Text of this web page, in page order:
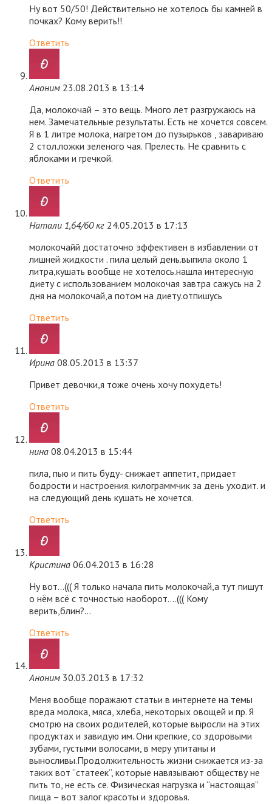
Ну вот 50/50! Действительно не хотелось бы камней в
почках? Кому верить!!
Ответить
Аноним 23.08.2013 в 13:14
Да, молокочай – это вещь. Много лет разгружаюсь на
нем. Замечательные результаты. Есть не хочется совсем.
Я в 1 литре молока, нагретом до пузырьков , завариваю
2 стол.ложки зеленого чая. Прелесть. Не сравнить с
яблоками и гречкой.
Ответить
Натали 1,64/60 кг 24.05.2013 в 17:13
молокочайй достаточно эффективен в избавлении от
лишней жидкости . пила целый день.выпила около 1
литра,кушать вообще не хотелось.нашла интересную
диету с использованием молокочая завтра сажусь на 2
дня на молокочай,а потом на диету.отпишусь
Ответить
Ирина 08.05.2013 в 13:37
Привет девочки,я тоже очень хочу похудеть!
Ответить
нина 08.04.2013 в 15:44
пила, пью и пить буду- снижает аппетит, придает
бодрости и настроения. килограммчик за день уходит. и
на следующий день кушать не хочется.
Ответить
Кристина 06.04.2013 в 16:28
Ну вот…((( Я только начала пить молокочай,а тут пишут
о нём всё с точностью наоборот….((( Кому
верить,блин?…
Ответить
Аноним 30.03.2013 в 17:32
Меня вообще поражают статьи в интернете на темы
вреда молока, мяса, хлеба, некоторых овощей и пр. Я
смотрю на своих родителей, которые выросли на этих
продуктах и завидую им. Они крепкие, со здоровыми
зубами, густыми волосами, в меру упитаны и
выносливы.Продолжительность жизни снижается из-за
таких вот “статеек”, которые навязывают обществу не
пить то, не есть се. Физическая нагрузка и “настоящая”
пища – вот залог красоты и здоровья.